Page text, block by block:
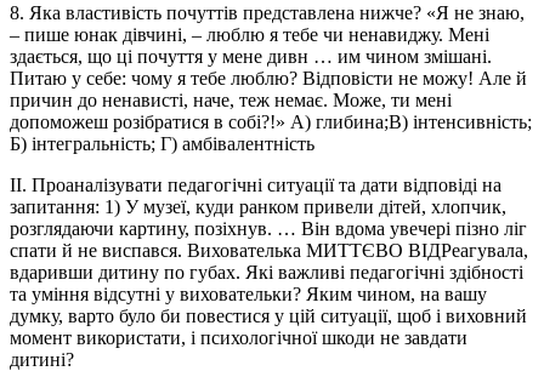
8. Яка властивість почуттів представлена нижче? «Я не знаю,
– пише юнак дівчині, – люблю я тебе чи ненавиджу. Мені
здається, що ці почуття у мене дивн … им чином змішані.
Питаю у себе: чому я тебе люблю? Відповісти не можу! Але й
причин до ненависті, наче, теж немає. Може, ти мені
допоможеш розібратися в собі?!» А) глибина;​​​В) інтенсивність;
Б) інтегральність; ​​Г) амбівалентність
II. Проаналізувати педагогічні ситуації та дати відповіді на
запитання: 1) У музеї, куди ранком привели дітей, хлопчик,
розглядаючи картину, позіхнув. … Він вдома увечерi пiзно лiг
спати й не виспався. Вихователька МИТТЄВО ВIДРеагувала,
вдаривши дитину по губах. Які важливі педагогiчнi здібності
та уміння відсутні у виховательки? Яким чином, на вашу
думку, варто було би повестися у цій ситуації, щоб і виховний
момент використати, і психологічної шкоди не завдати
дитині?​